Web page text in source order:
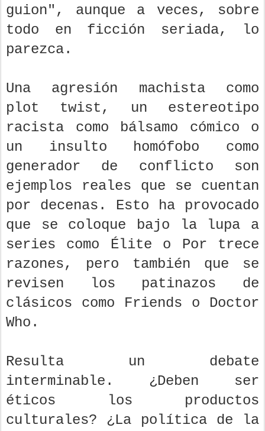
guion", aunque a veces, sobre
todo en ficción seriada, lo
parezca.
Una agresión machista como
plot twist, un estereotipo
racista como bálsamo cómico o
un insulto homófobo como
generador de conflicto son
ejemplos reales que se cuentan
por decenas. Esto ha provocado
que se coloque bajo la lupa a
series como Élite o Por trece
razones, pero también que se
revisen los patinazos de
clásicos como Friends o Doctor
Who.
Resulta un debate
interminable. ¿Deben ser
éticos los productos
culturales? ¿La política de la